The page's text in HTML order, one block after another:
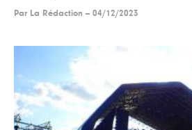
Par La Rédaction -- 04/12/2023